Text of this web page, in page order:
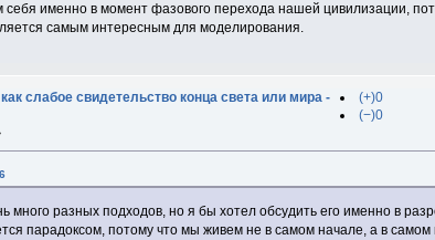
себя именно в момент фазового перехода нашей цивилизации,
самым интересным для моделирования.
слабое свидетельство конца света или мира -
(+)0
(−)0
много разных подходов, но я бы хотел обсудить его именно в
парадоксом, потому что мы живем не в самом начале, а в самом